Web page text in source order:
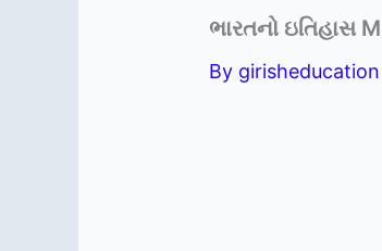
ભારતનો ઇતિહાસ
By girisheducation